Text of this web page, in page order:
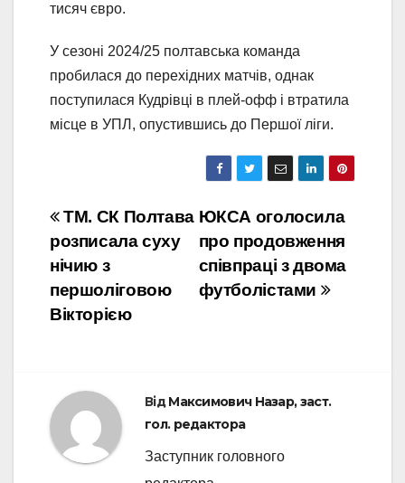
тисяч євро.
У сезоні 2024/25 полтавська команда
пробилася до перехідних матчів, однак
поступилася Кудрівці в плей-офф і втратила
місце в УПЛ, опустившись до Першої ліги.
Навігація
записів
ЮКСА оголосила
про продовження
співпраці з двома
футболістами
ТМ. СК Полтава
розписала суху
нічию з
першоліговою
Вікторією
ВідМаксимович Назар, заст.
гол. редактора
Заступник головного